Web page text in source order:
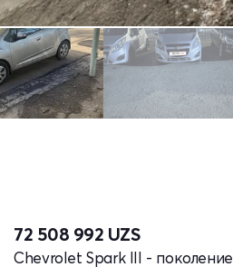
72 508 992 UZS
Chevrolet Spark III - поколение